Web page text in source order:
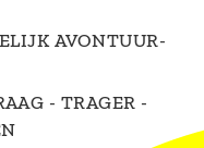
AVONTUUR-
- TRAGER -